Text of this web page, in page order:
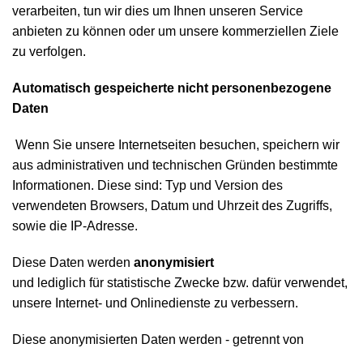
verarbeiten, tun wir dies um Ihnen unseren Service
anbieten zu können oder um unsere kommerziellen Ziele
zu verfolgen.
Automatisch gespeicherte nicht personenbezogene
Daten
Wenn Sie unsere Internetseiten besuchen, speichern wir
aus administrativen und technischen Gründen bestimmte
Informationen. Diese sind: Typ und Version des
verwendeten Browsers, Datum und Uhrzeit des Zugriffs,
sowie die IP-Adresse.
Diese Daten werden anonymisiert
und lediglich für statistische Zwecke bzw. dafür verwendet,
unsere Internet- und Onlinedienste zu verbessern.
Diese anonymisierten Daten werden - getrennt von